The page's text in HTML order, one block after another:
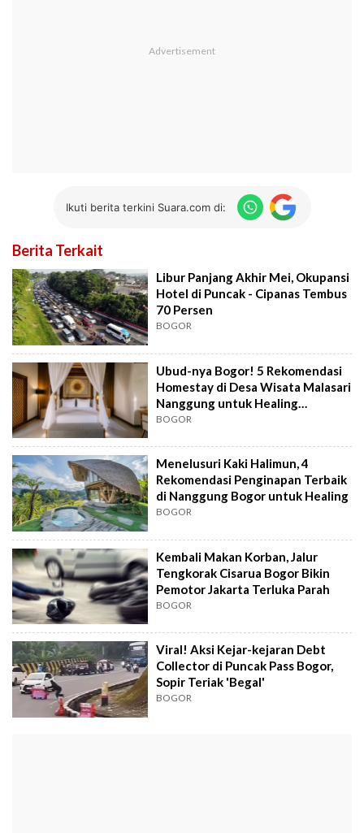
Ikuti berita terkini Suara.com di:
Berita Terkait
Libur Panjang Akhir Mei, Okupansi
Hotel di Puncak - Cipanas Tembus
70 Persen
BOGOR
Ubud-nya Bogor! 5 Rekomendasi
Homestay di Desa Wisata Malasari
Nanggung untuk Healing
Maksimal
BOGOR
Menelusuri Kaki Halimun, 4
Rekomendasi Penginapan Terbaik
di Nanggung Bogor untuk Healing
BOGOR
Kembali Makan Korban, Jalur
Tengkorak Cisarua Bogor Bikin
Pemotor Jakarta Terluka Parah
BOGOR
Viral! Aksi Kejar-kejaran Debt
Collector di Puncak Pass Bogor,
Sopir Teriak 'Begal'
BOGOR